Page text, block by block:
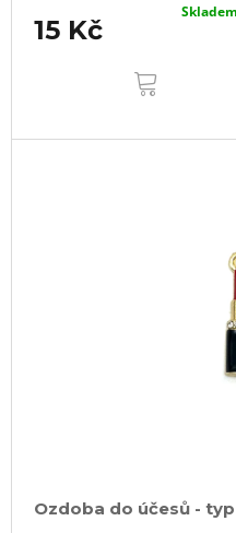
15 Kč
Skladem
Ozdoba do účesů -